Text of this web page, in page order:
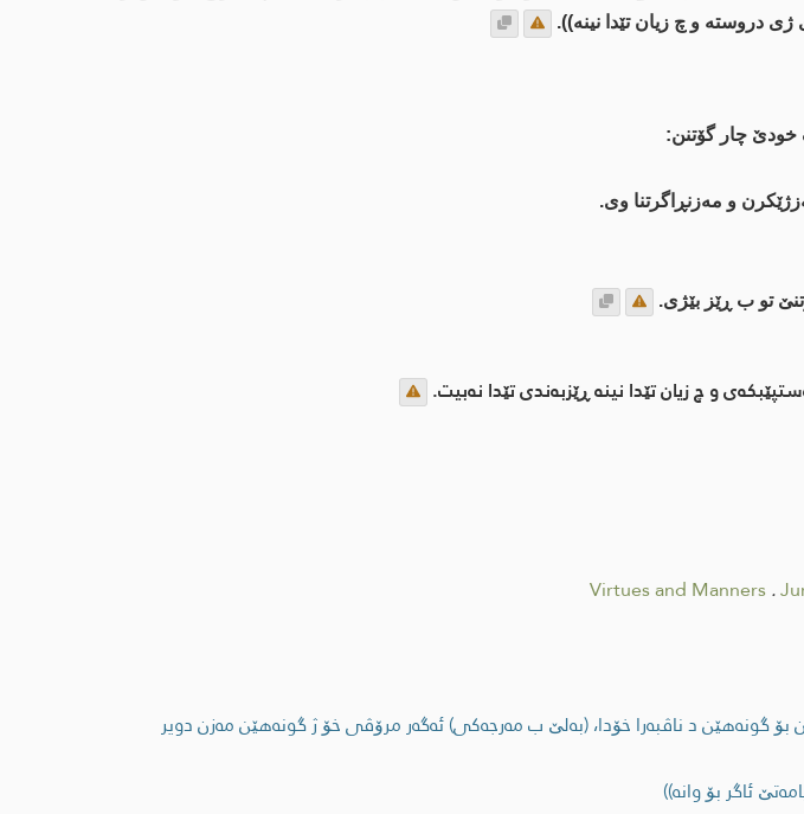
دروسته‌ و چ زیان تێدا نینه‌)).
چار گۆتنن:
و مه‌زنڕاگرتنا وی.
تو ب ڕێز بێژی.
و چ زیان تێدا نینه‌ ڕێزبه‌ندی تێدا نه‌بیت.
Virtues and Manners.
بۆ گونه‌هێن د ناڤبه‌را خۆدا، (به‌لێ ب مه‌رجه‌كی) ئه‌گه‌ر مرۆڤی خۆ ژ گونه‌هێن مه‌زن دویر
ئاگر بۆ وانه‌))